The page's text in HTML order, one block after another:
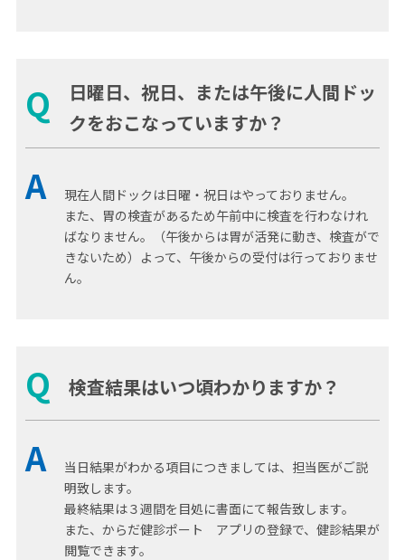
Q
日曜日、祝日、または午後に人間ドッ
クをおこなっていますか？
A
現在人間ドックは日曜・祝日はやっておりません。
また、胃の検査があるため午前中に検査を行わなけれ
ばなりません。（午後からは胃が活発に動き、検査がで
きないため）よって、午後からの受付は行っておりませ
ん。
Q 検査結果はいつ頃わかりますか？
A
当日結果がわかる項目につきましては、担当医がご説
明致します。
最終結果は３週間を目処に書面にて報告致します。
また、からだ健診ポート アプリの登録で、健診結果が
閲覧できます。